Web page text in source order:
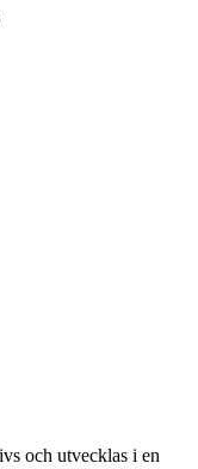
och utvecklas i en